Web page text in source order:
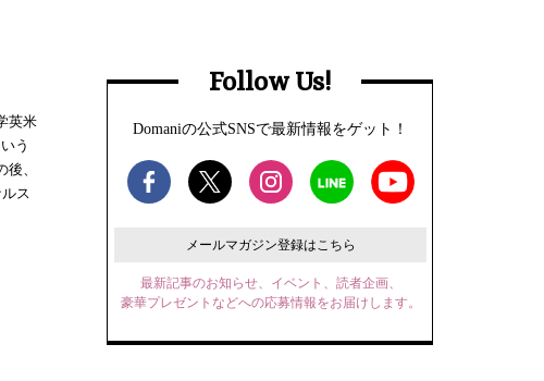
英米
う
、
ス
Follow Us!
Domaniの公式SNSで最新情報をゲット！
メールマガジン登録はこちら
最新記事のお知らせ、イベント、読者企画、
豪華プレゼントなどへの応募情報をお届けします。